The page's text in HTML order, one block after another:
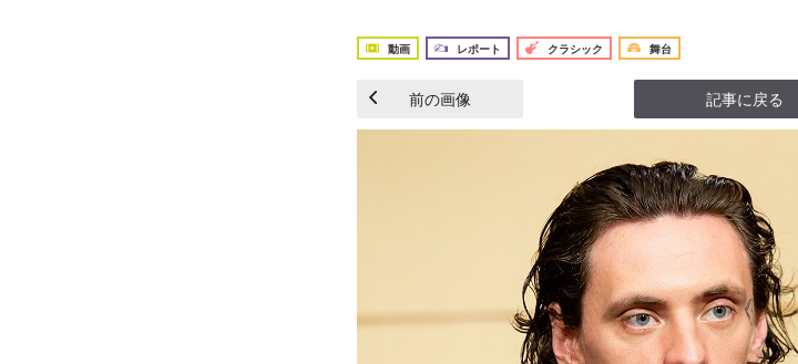
動画 レポート クラシック 舞台
前の画像 記事に戻る